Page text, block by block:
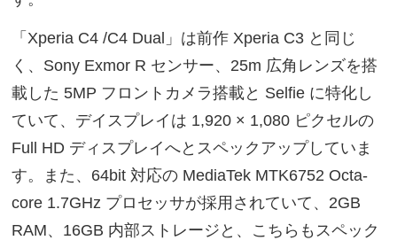
「Xperia C4 /C4 Dual」は前作 Xperia C3 と同じ
く、Sony Exmor R センサー、25m 広角レンズを搭
載した 5MP フロントカメラ搭載と Selfie に特化し
ていて、デイスプレイは 1,920 × 1,080 ピクセルの
Full HD ディスプレイへとスペックアップしていま
す。また、64bit 対応の MediaTek MTK6752 Octa-
core 1.7GHz プロセッサが採用されていて、2GB
RAM、16GB 内部ストレージと、こちらもスペック